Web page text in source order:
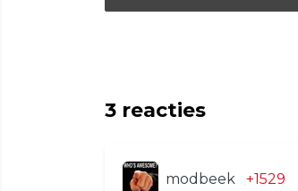
3 reacties
modbeek +1529